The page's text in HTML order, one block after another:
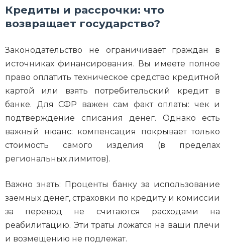
Кредиты и рассрочки: что
возвращает государство?
Законодательство не ограничивает граждан в
источниках финансирования. Вы имеете полное
право оплатить техническое средство кредитной
картой или взять потребительский кредит в
банке. Для СФР важен сам факт оплаты: чек и
подтверждение списания денег. Однако есть
важный нюанс: компенсация покрывает только
стоимость самого изделия (в пределах
региональных лимитов).
Важно знать: Проценты банку за использование
заемных денег, страховки по кредиту и комиссии
за перевод не считаются расходами на
реабилитацию. Эти траты ложатся на ваши плечи
и возмещению не подлежат.